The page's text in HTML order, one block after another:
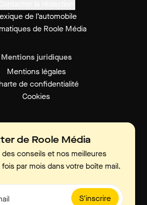
de l’automobile
de Roole Média
Mentions juridiques
Mentions légales
de confidentialité
Cookies
de Roole Média
conseils et nos meilleures
par mois dans votre boîte mail.
S'inscrire